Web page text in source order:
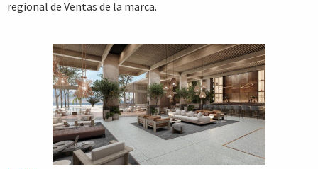
regional de Ventas de la marca.